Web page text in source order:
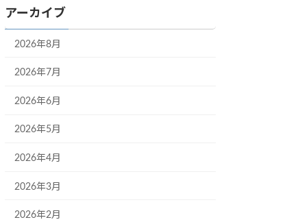
アーカイブ
2026年8月
2026年7月
2026年6月
2026年5月
2026年4月
2026年3月
2026年2月